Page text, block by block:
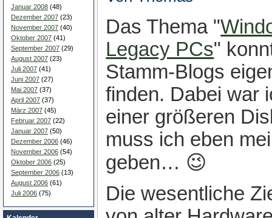
Januar 2008 (48)
Dezember 2007 (23)
November 2007 (40)
Oktober 2007 (41)
September 2007 (29)
August 2007 (23)
Juli 2007 (41)
Juni 2007 (27)
Mai 2007 (37)
April 2007 (37)
März 2007 (45)
Februar 2007 (22)
Januar 2007 (50)
Dezember 2006 (46)
November 2006 (54)
Oktober 2006 (25)
September 2006 (13)
August 2006 (61)
Juli 2006 (75)
Das Thema "
Legacy PCs"
Stamm-Blogs
finden. Dabei war
einer größeren
muss ich eben
geben… 😉
Die wesentliche